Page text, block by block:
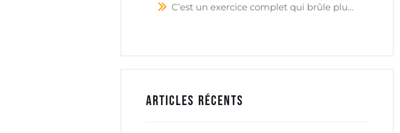
C’est un exercice complet qui brûle plus de calories que la course
Articles récents